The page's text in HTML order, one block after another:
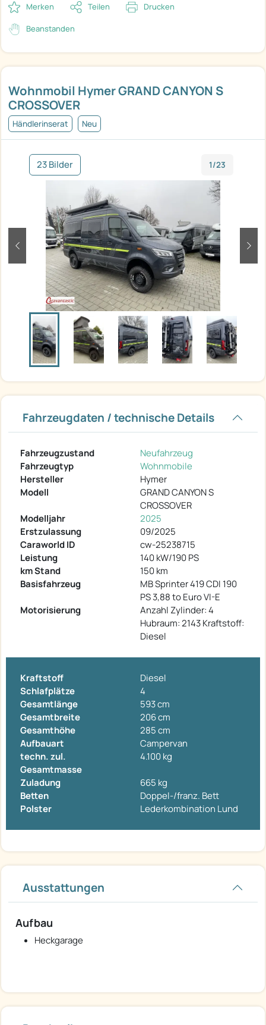
Wohnmobil Hymer GRAND CANYON S
CROSSOVER
Händlerinserat Neu
23 Bilder 1/23
zurück
Fahrzeugdaten / technische Details
Fahrzeugzustand
Neufahrzeug
Fahrzeugtyp
Wohnmobile
Hersteller
Hymer
Modell
GRAND CANYON S
CROSSOVER
Modelljahr
2025
Erstzulassung
09/2025
Caraworld ID
cw-25238715
Leistung
140 kW/190 PS
km Stand
150 km
Basisfahrzeug
MB Sprinter 419 CDI 190
PS 3,88 to Euro VI-E
Motorisierung
Anzahl Zylinder: 4
Hubraum: 2143 Kraftstoff:
Diesel
Kraftstoff
Diesel
Schlafplätze
4
Gesamtlänge
593 cm
Gesamtbreite
206 cm
Gesamthöhe
285 cm
Aufbauart
Campervan
techn. zul.
Gesamtmasse
4.100 kg
Zuladung
665 kg
Betten
Doppel-/franz. Bett
Polster
Lederkombination Lund
Ausstattungen
Aufbau
Heckgarage
Merken Teilen Drucken
Beanstanden